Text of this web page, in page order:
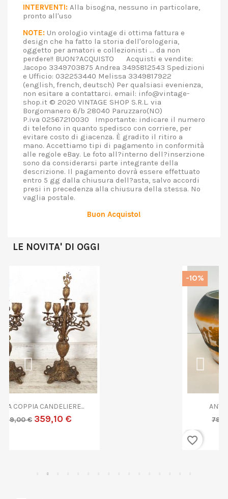
INTERVENTI: Alla bisogna, nessuno in particolare,
pronto all'uso
NOTE: Un orologio vintage di ottima fattura e
design che ha fatto la storia dell'orologeria,
oggetto per amatori e collezionisti ... da non
perdere!! BUON?ACQUISTO Acquisti e vendite:
Jacopo 3349703875 Andrea 3495812543 Spedizioni
e Ufficio: 032253440 Melissa 3349817922
(english, french, deutsch) Per qualsiasi evenienza,
non esitare a contattarci. email: info@vintage-
shop.it © 2020 VINTAGE SHOP S.R.L. via
Borgomanero 6/b 28040 Paruzzaro(NO)
P.iva 02567210030 Importante: indicare il numero
di telefono in quanto spedisco con corriere, per
evitare costo di giacenza. È gradito il ritiro a
mano. Accettiamo tipi di pagamento in conformità
alle regole eBay. Le foto all?interno dell?inserzione
sono da considerarsi parte integrante della
descrizione. Il pagamento dovrà essere effettuato
entro 5 gg dalla chiusura dell?asta, salvo accordi
presi in precedenza alla chiusura della stessa. No
vaglia postale.
Buon Acquisto!
LE NOVITA' DI OGGI
ANTICA COPPA VETRO...
-10%